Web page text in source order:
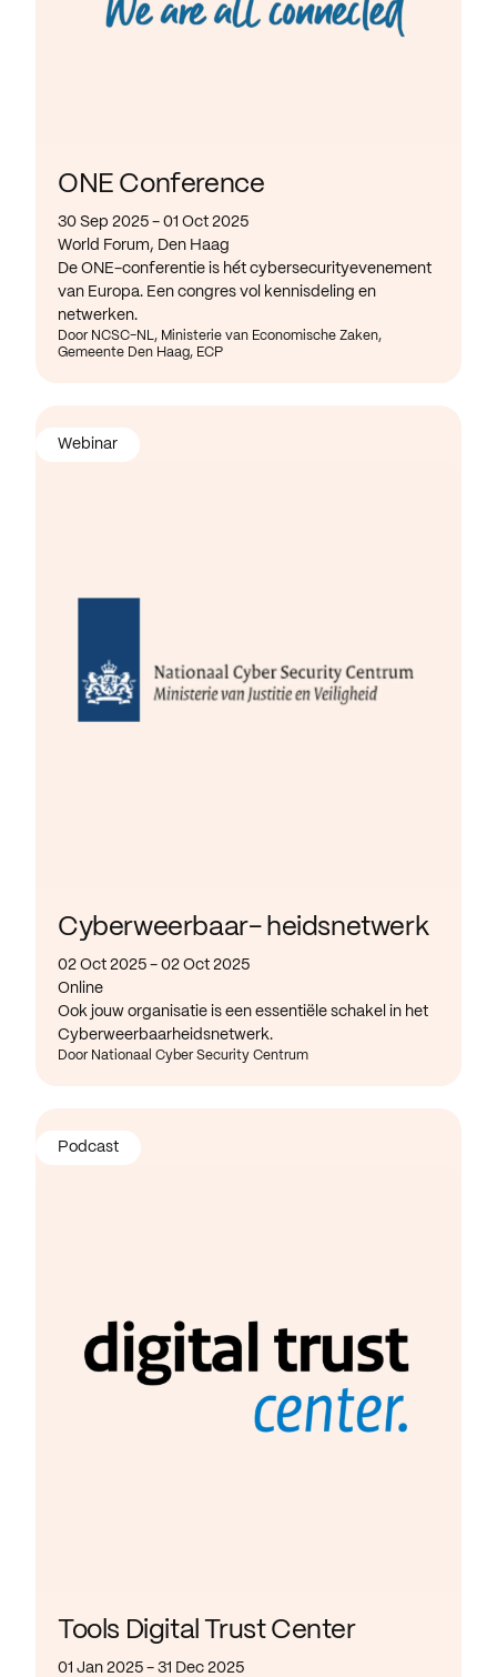
ONE Conference
30 Sep 2025 - 01 Oct 2025
World Forum, Den Haag
De ONE-conferentie is hét cybersecurityevenement
van Europa. Een congres vol kennisdeling en
netwerken.
Door NCSC-NL, Ministerie van Economische Zaken,
Gemeente Den Haag, ECP
Cyberweerbaar- heidsnetwerk
02 Oct 2025 - 02 Oct 2025
Online
Ook jouw organisatie is een essentiële schakel in het
Cyberweerbaarheidsnetwerk.
Door Nationaal Cyber Security Centrum
Webinar
Tools Digital Trust Center
01 Jan 2025 - 31 Dec 2025
Podcast